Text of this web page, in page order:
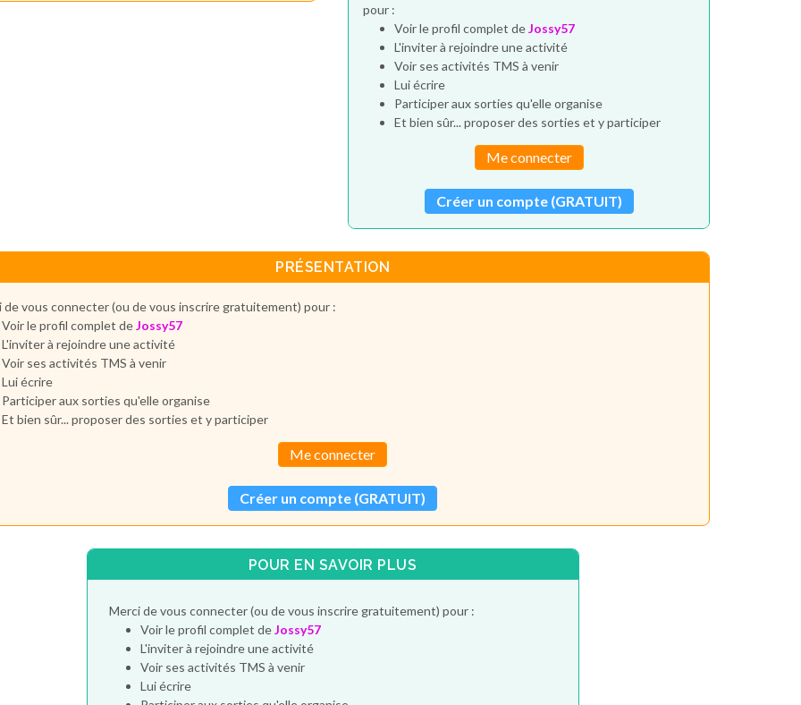
pour :
Voir le profil complet deJossy57
L'inviter à rejoindre une activité
Voir ses activités TMS à venir
Lui écrire
Participer aux sorties qu'elle organise
Et bien sûr... proposer des sorties et y participer
Me connecter
Créer un compte (GRATUIT)
PRÉSENTATION
de vous connecter (ou de vous inscrire gratuitement) pour :
Voir le profil complet deJossy57
L'inviter à rejoindre une activité
Voir ses activités TMS à venir
Lui écrire
Participer aux sorties qu'elle organise
Et bien sûr... proposer des sorties et y participer
Me connecter
Créer un compte (GRATUIT)
POUR EN SAVOIR PLUS
Merci de vous connecter (ou de vous inscrire gratuitement) pour :
Voir le profil complet deJossy57
L'inviter à rejoindre une activité
Voir ses activités TMS à venir
Lui écrire